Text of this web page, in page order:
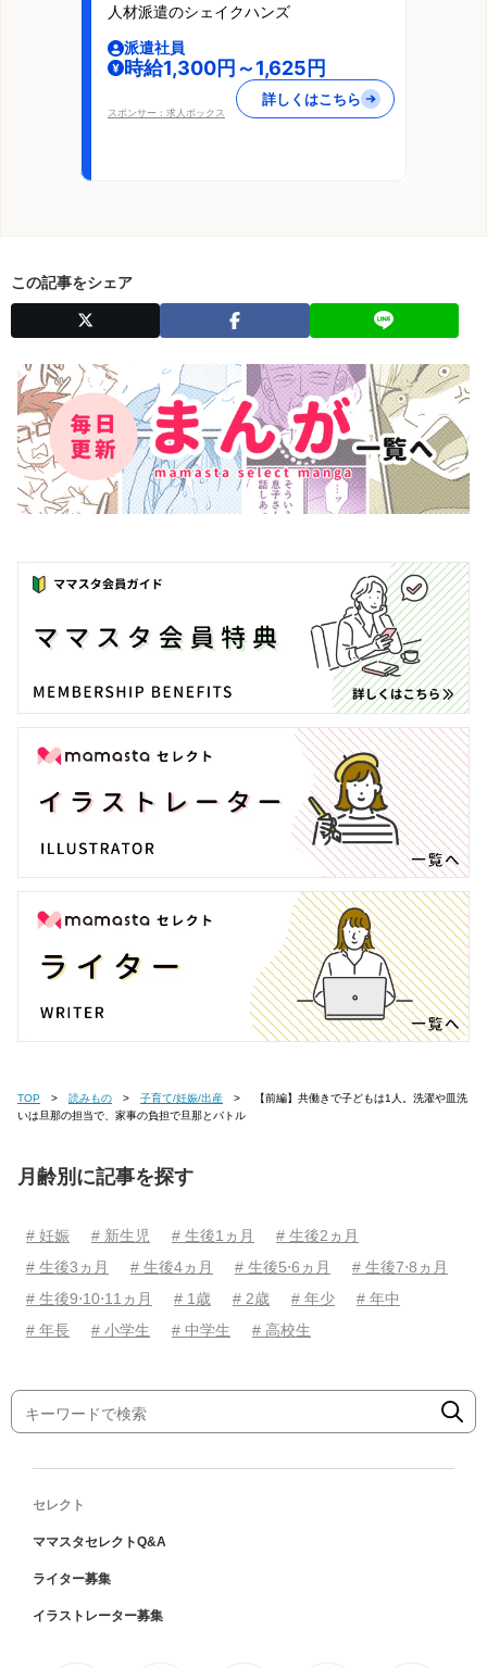
人材派遣のシェイクハンズ
派遣社員
時給1,300円～1,625円
スポンサー：求人ボックス
詳しくはこちら
この記事をシェア
TOP 読みもの 子育て/妊娠/出産
いは旦那の担当で、家事の負担で旦那とバトル
月齢別に記事を探す
# 妊娠 # 新生児 # 生後1ヵ月
# 生後2ヵ月
# 生後3ヵ月
# 生後4ヵ月 # 生後5⋅6ヵ月
# 生後7⋅8ヵ月
# 生後9⋅10⋅11ヵ月
# 1歳 # 2歳 # 年少
# 年中
# 年長
# 小学生 # 中学生 # 高校生
セレクト
ママスタセレクトQ&A
ライター募集
イラストレーター募集